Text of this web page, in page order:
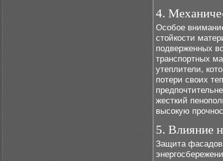
4.
Особое
стойкости
подверженных
транспортных
утеплители,
потери своих
жесткий
высокую
5. Влияние
Защита